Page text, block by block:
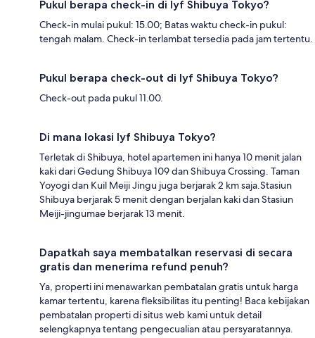
Pukul berapa check-in di lyf Shibuya Tokyo?
Check-in mulai pukul: 15.00; Batas waktu check-in pukul:
tengah malam. Check-in terlambat tersedia pada jam tertentu.
Pukul berapa check-out di lyf Shibuya Tokyo?
Check-out pada pukul 11.00.
Di mana lokasi lyf Shibuya Tokyo?
Terletak di Shibuya, hotel apartemen ini hanya 10 menit jalan
kaki dari Gedung Shibuya 109 dan Shibuya Crossing. Taman
Yoyogi dan Kuil Meiji Jingu juga berjarak 2 km saja.Stasiun
Shibuya berjarak 5 menit dengan berjalan kaki dan Stasiun
Meiji-jingumae berjarak 13 menit.
Dapatkah saya membatalkan reservasi di secara
gratis dan menerima refund penuh?
Ya, properti ini menawarkan pembatalan gratis untuk harga
kamar tertentu, karena fleksibilitas itu penting! Baca kebijakan
pembatalan properti di situs web kami untuk detail
selengkapnya tentang pengecualian atau persyaratannya.